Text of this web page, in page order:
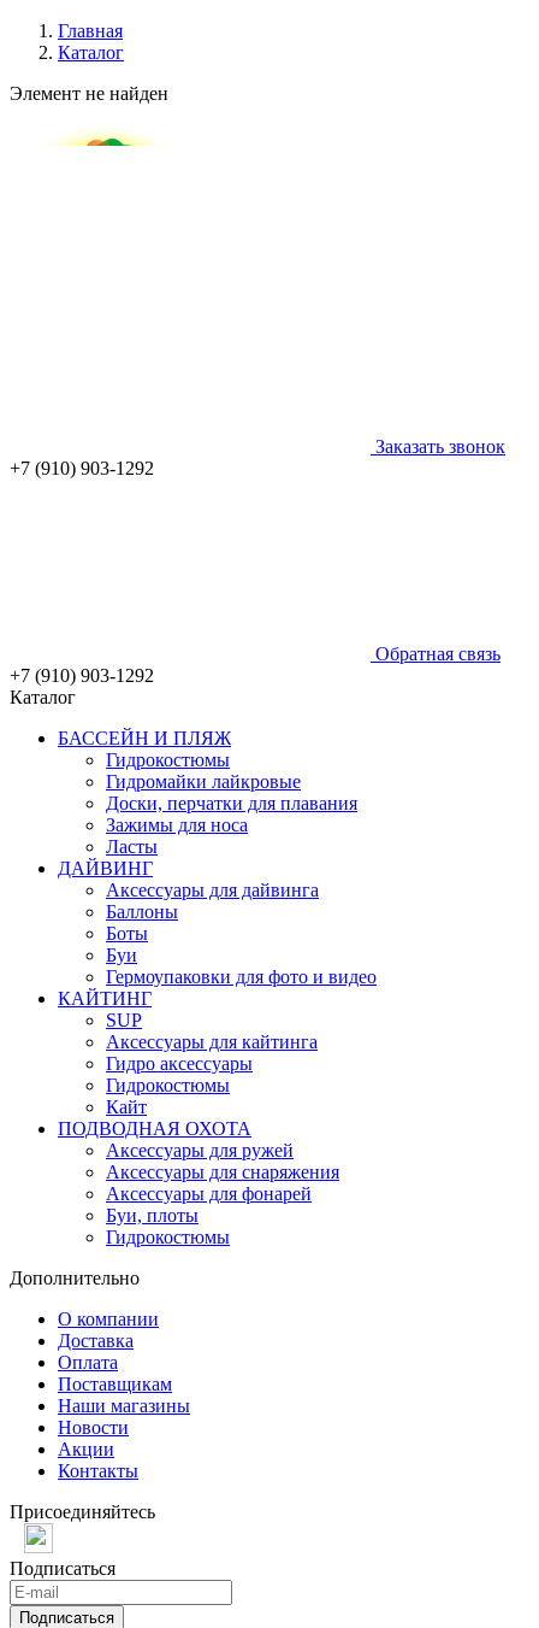
Главная
Каталог
Элемент не найден
Заказать звонок
+7 (910) 903-1292
Обратная связь
+7 (910) 903-1292
Каталог
БАССЕЙН И ПЛЯЖ
Гидрокостюмы
Гидромайки лайкровые
Доски, перчатки для плавания
Зажимы для носа
Ласты
ДАЙВИНГ
Аксессуары для дайвинга
Баллоны
Боты
Буи
Гермоупаковки для фото и видео
КАЙТИНГ
SUP
Аксессуары для кайтинга
Гидро аксессуары
Гидрокостюмы
Кайт
ПОДВОДНАЯ ОХОТА
Аксессуары для ружей
Аксессуары для снаряжения
Аксессуары для фонарей
Буи, плоты
Гидрокостюмы
Дополнительно
О компании
Доставка
Оплата
Поставщикам
Наши магазины
Новости
Акции
Контакты
Присоединяйтесь
Подписаться